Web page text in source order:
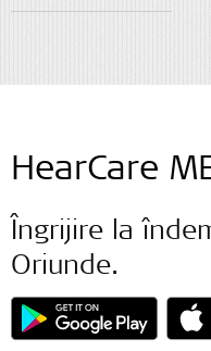
HearCare
Îngrijire la
Oriunde.